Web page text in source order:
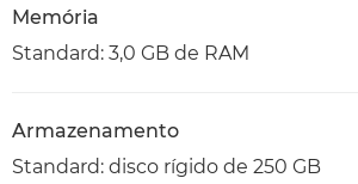
Memória
Standard: 3,0 GB de RAM
Armazenamento
Standard: disco rígido de 250 GB